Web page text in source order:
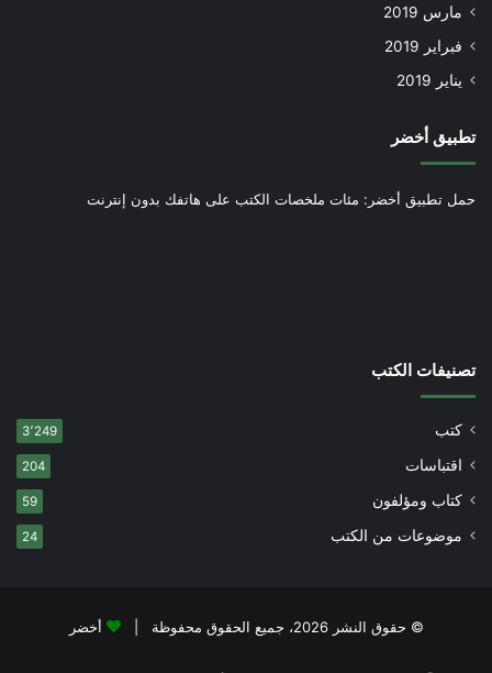
مارس 2019
فبراير 2019
يناير 2019
تطبيق أخضر
حمل تطبيق أخضر: مئات ملخصات الكتب على هاتفك بدون إنترنت
تصنيفات الكتب
كتب 3٬249
اقتباسات 204
كتاب ومؤلفون 59
موضوعات من الكتب 24
© حقوق النشر 2026، جميع الحقوق محفوظة | أخضر